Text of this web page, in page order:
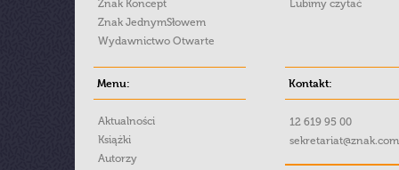
Znak Koncept
Znak JednymSłowem
Wydawnictwo Otwarte
Lubimy czytać
Menu:
Aktualności
Książki
Autorzy
Kontakt:
12 619 95 00